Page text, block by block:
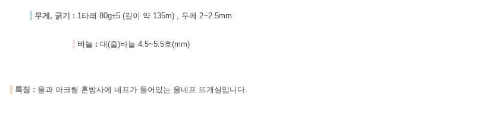
- 무게, 굵기 : 1타래 80g±5 (길이 약 135m) , 두께 2~2.5mm
- 바늘 : 대(줄)바늘 4.5~5.5호(mm)
- 특징 : 울과 아크릴 혼방사에 네프가 들어있는 울네프 뜨개실입니다.